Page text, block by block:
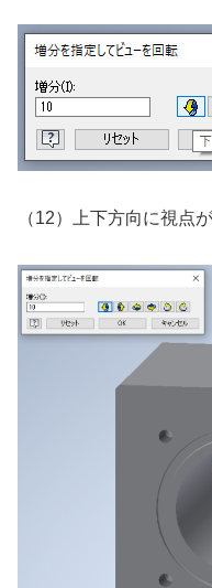
（12）上下方向に視点